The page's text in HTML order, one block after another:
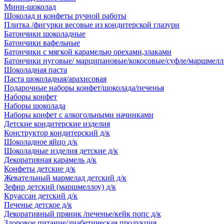
Мини-шоколад
Шоколад и конфеты ручной работы
Плитка /фигурки весовые из кондитерской глазури
Батончики шоколадные
Батончики вафельные
Батончики с мягкой карамелью орехами,злаками
Батончики нуговые/ марципановые/кокосовые/суфле/
Шоколадная паста
Паста шоколадная/арахисовая
Подарочные наборы конфет/шоколада/печенья
Наборы конфет
Наборы шоколада
Наборы конфет с алкогольными начинками
Детские кондитерские изделия
Конструктор кондитерский д/к
Шоколадное яйцо д/к
Шоколадные изделия детские д/к
Декоративная карамель д/к
Конфеты детские д/к
Жевательный мармелад детский д/к
Зефир детский (маршмеллоу) д/к
Круассан детский д/к
Печенье детское д/к
Декоративный пряник /печенье/кейк попс д/к